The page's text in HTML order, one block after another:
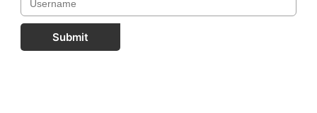
Submit